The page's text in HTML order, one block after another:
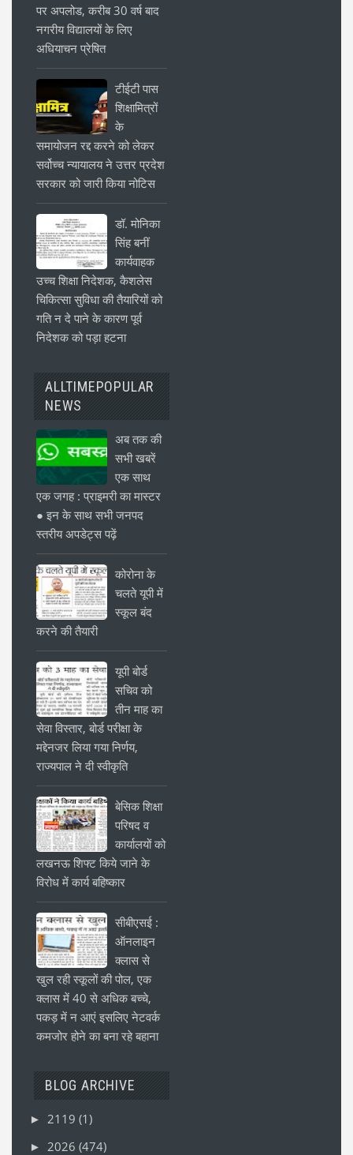
पर अपलोड, करीब 30 वर्ष बाद
नगरीय विद्यालयों के लिए
अधियाचन प्रेषित
टीईटी पास
शिक्षामित्रों
के
समायोजन रद्द करने को लेकर
सर्वोच्च न्यायालय ने उत्तर प्रदेश
सरकार को जारी किया नोटिस
डॉ. मोनिका
सिंह बनीं
कार्यवाहक
उच्च शिक्षा निदेशक, कैशलेस
चिकित्सा सुविधा की तैयारियों को
गति न दे पाने के कारण पूर्व
निदेशक को पड़ा हटना
ALLTIMEPOPULAR
NEWS
अब तक की
सभी खबरें
एक साथ
एक जगह : प्राइमरी का मास्टर
● इन के साथ सभी जनपद
स्तरीय अपडेट्स पढ़ें
कोरोना के
चलते यूपी में
स्कूल बंद
करने की तैयारी
यूपी बोर्ड
सचिव को
तीन माह का
सेवा विस्तार, बोर्ड परीक्षा के
मद्देनजर लिया गया निर्णय,
राज्यपाल ने दी स्वीकृति
बेसिक शिक्षा
परिषद व
कार्यालयों को
लखनऊ शिफ्ट किये जाने के
विरोध में कार्य बहिष्कार
सीबीएसई :
ऑनलाइन
क्लास से
खुल रही स्कूलों की पोल, एक
क्लास में 40 से अधिक बच्चे,
पकड़ में न आएं इसलिए नेटवर्क
कमजोर होने का बना रहे बहाना
BLOG ARCHIVE
► 2119 (1)
► 2026 (474)